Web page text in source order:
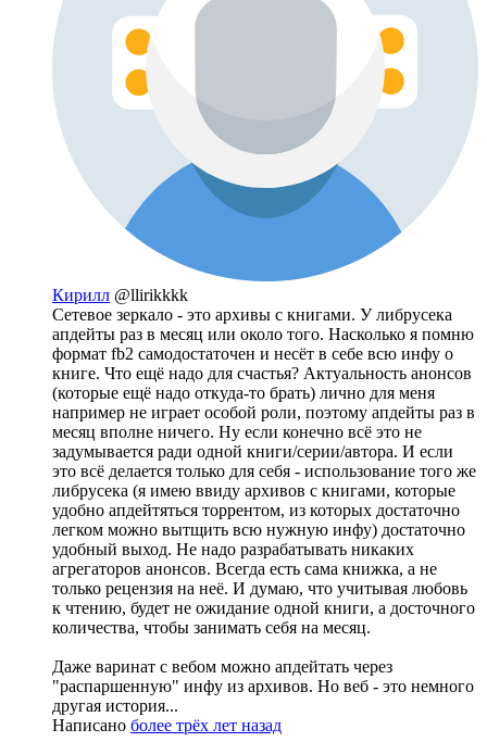
Кирилл @llirikkkk
Сетевое зеркало - это архивы с книгами. У либрусека
апдейты раз в месяц или около того. Насколько я помню
формат fb2 самодостаточен и несёт в себе всю инфу о
книге. Что ещё надо для счастья? Актуальность анонсов
(которые ещё надо откуда-то брать) лично для меня
например не играет особой роли, поэтому апдейты раз в
месяц вполне ничего. Ну если конечно всё это не
задумывается ради одной книги/серии/автора. И если
это всё делается только для себя - использование того же
либрусека (я имею ввиду архивов с книгами, которые
удобно апдейтяться торрентом, из которых достаточно
легком можно вытщить всю нужную инфу) достаточно
удобный выход. Не надо разрабатывать никаких
агрегаторов анонсов. Всегда есть сама книжка, а не
только рецензия на неё. И думаю, что учитывая любовь
к чтению, будет не ожидание одной книги, а досточного
количества, чтобы занимать себя на месяц.
Даже варинат с вебом можно апдейтать через
"распаршенную" инфу из архивов. Но веб - это немного
другая история...
Написано более трёх лет назад